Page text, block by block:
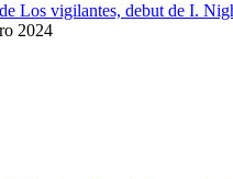
Los vigilantes, debut de I.
2024